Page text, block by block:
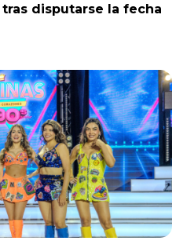
disputarse la fecha